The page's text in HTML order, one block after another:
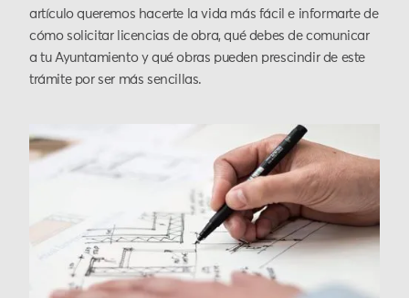
artículo queremos hacerte la vida más fácil e informarte de
cómo solicitar licencias de obra, qué debes de comunicar
a tu Ayuntamiento y qué obras pueden prescindir de este
trámite por ser más sencillas.